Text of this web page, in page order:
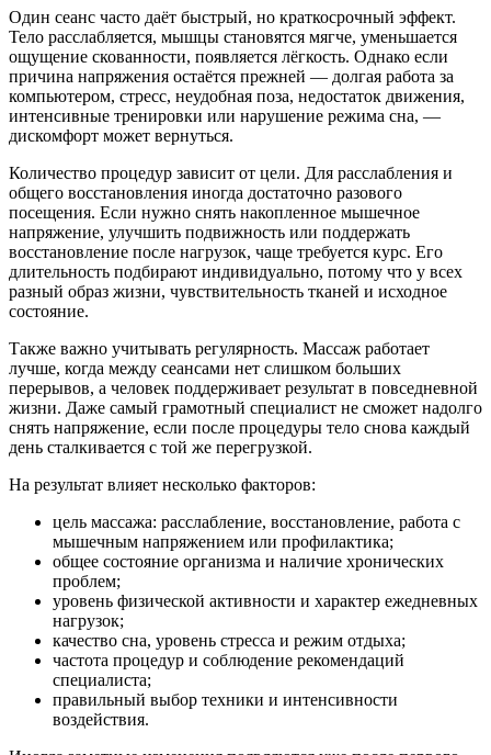
Один сеанс часто даёт быстрый, но краткосрочный эффект.
Тело расслабляется, мышцы становятся мягче, уменьшается
ощущение скованности, появляется лёгкость. Однако если
причина напряжения остаётся прежней — долгая работа за
компьютером, стресс, неудобная поза, недостаток движения,
интенсивные тренировки или нарушение режима сна, —
дискомфорт может вернуться.
Количество процедур зависит от цели. Для расслабления и
общего восстановления иногда достаточно разового
посещения. Если нужно снять накопленное мышечное
напряжение, улучшить подвижность или поддержать
восстановление после нагрузок, чаще требуется курс. Его
длительность подбирают индивидуально, потому что у всех
разный образ жизни, чувствительность тканей и исходное
состояние.
Также важно учитывать регулярность. Массаж работает
лучше, когда между сеансами нет слишком больших
перерывов, а человек поддерживает результат в повседневной
жизни. Даже самый грамотный специалист не сможет надолго
снять напряжение, если после процедуры тело снова каждый
день сталкивается с той же перегрузкой.
На результат влияет несколько факторов:
цель массажа: расслабление, восстановление, работа с
мышечным напряжением или профилактика;
общее состояние организма и наличие хронических
проблем;
уровень физической активности и характер ежедневных
нагрузок;
качество сна, уровень стресса и режим отдыха;
частота процедур и соблюдение рекомендаций
специалиста;
правильный выбор техники и интенсивности
воздействия.